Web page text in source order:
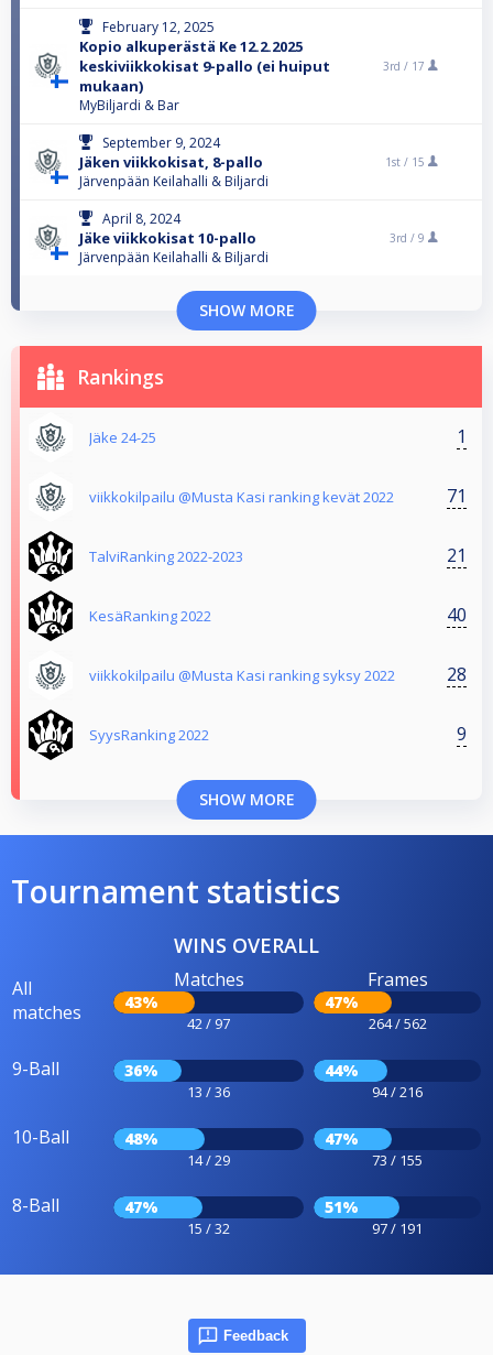
February 12, 2025
Kopio alkuperästä Ke 12.2.2025
keskiviikkokisat 9-pallo (ei huiput
mukaan)
MyBiljardi & Bar
3rd / 17
September 9, 2024
Jäken viikkokisat, 8-pallo
Järvenpään Keilahalli & Biljardi
1st / 15
April 8, 2024
Jäke viikkokisat 10-pallo
Järvenpään Keilahalli & Biljardi
3rd / 9
SHOW MORE
Rankings
Jäke 24-25 1
viikkokilpailu @Musta Kasi ranking kevät 2022 71
TalviRanking 2022-2023 21
KesäRanking 2022 40
viikkokilpailu @Musta Kasi ranking syksy 2022 28
SyysRanking 2022 9
SHOW MORE
Tournament statistics
WINS OVERALL
All
matches
Matches
43%
42 / 97
Frames
47%
264 / 562
9-Ball 36%
13 / 36
44%
94 / 216
10-Ball 48%
14 / 29
47%
73 / 155
8-Ball 47%
15 / 32
51%
97 / 191
Feedback